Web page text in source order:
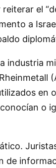
el
a
industria
en
o